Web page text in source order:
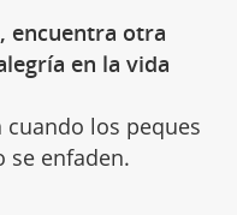
encuentra otra
en la vida
cuando los peques
se enfaden.